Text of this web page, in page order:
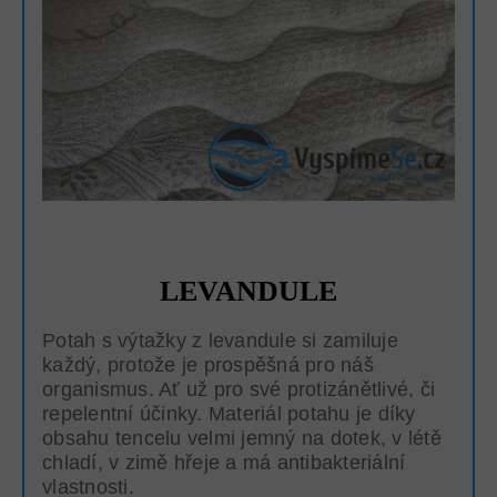
LEVANDULE
Potah s výtažky z levandule si zamiluje
každý, protože je prospěšná pro náš
organismus. Ať už pro své protizánětlivé, či
repelentní účinky. Materiál potahu je díky
obsahu tencelu velmi jemný na dotek, v létě
chladí, v zimě hřeje a má antibakteriální
vlastnosti.